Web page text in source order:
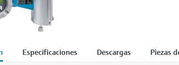
Especificaciones Descargas Piezas